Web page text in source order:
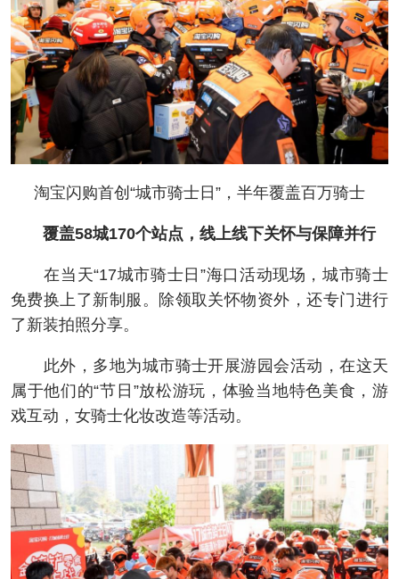
淘宝闪购首创“城市骑士日”，半年覆盖百万骑士
覆盖58城170个站点，线上线下关怀与保障并行
在当天“17城市骑士日”海口活动现场，城市骑士
免费换上了新制服。除领取关怀物资外，还专门进行
了新装拍照分享。
此外，多地为城市骑士开展游园会活动，在这天
属于他们的“节日”放松游玩，体验当地特色美食，游
戏互动，女骑士化妆改造等活动。